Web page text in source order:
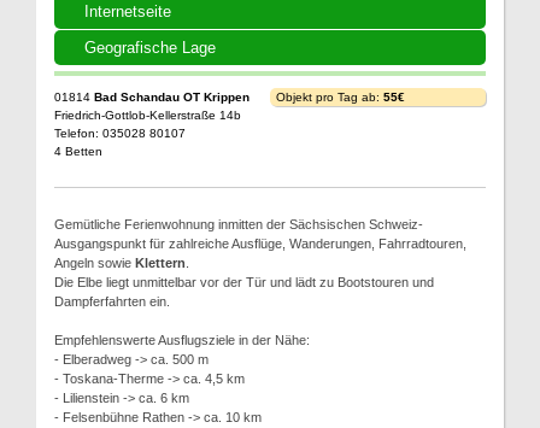
Internetseite
Geografische Lage
01814 Bad Schandau OT Krippen
Friedrich-Gottlob-Kellerstraße 14b
Telefon: 035028 80107
4 Betten
Objekt pro Tag ab: 55€
Gemütliche Ferienwohnung inmitten der Sächsischen Schweiz-
Ausgangspunkt für zahlreiche Ausflüge, Wanderungen, Fahrradtouren,
Angeln sowie Klettern
Die Elbe liegt unmittelbar vor der Tür und lädt zu Bootstouren und
Dampferfahrten ein.
Empfehlenswerte Ausflugsziele in der Nähe:
- Elberadweg -> ca. 500 m
- Toskana-Therme -> ca. 4,5 km
- Lilienstein -> ca. 6 km
- Felsenbühne Rathen -> ca. 10 km